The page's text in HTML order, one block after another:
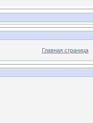
Главная страница